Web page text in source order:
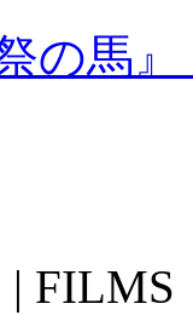
の馬
| FILMS